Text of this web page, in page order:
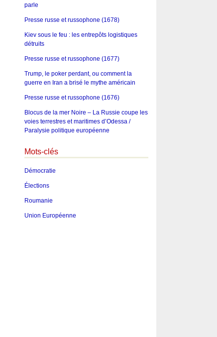
parle
Presse russe et russophone (1678)
Kiev sous le feu : les entrepôts logistiques
détruits
Presse russe et russophone (1677)
Trump, le poker perdant, ou comment la
guerre en Iran a brisé le mythe américain
Presse russe et russophone (1676)
Blocus de la mer Noire – La Russie coupe les
voies terrestres et maritimes d’Odessa /
Paralysie politique européenne
Mots-clés
Démocratie
Élections
Roumanie
Union Européenne